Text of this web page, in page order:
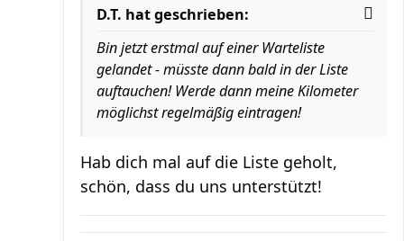
D.T. hat geschrieben:
Bin jetzt erstmal auf einer Warteliste
gelandet - müsste dann bald in der Liste
auftauchen! Werde dann meine Kilometer
möglichst regelmäßig eintragen!
Hab dich mal auf die Liste geholt,
schön, dass du uns unterstützt!